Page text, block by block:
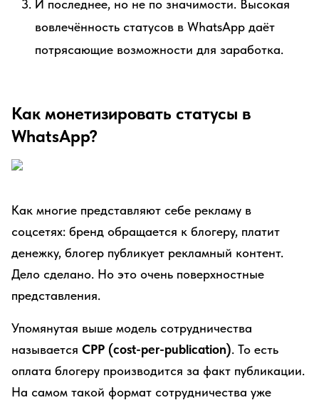
И последнее, но не по значимости. Высокая
вовлечённость статусов в WhatsApp даёт
потрясающие возможности для заработка.
Как монетизировать статусы в
WhatsApp?
Как многие представляют себе рекламу в
соцсетях: бренд обращается к блогеру, платит
денежку, блогер публикует рекламный контент.
Дело сделано. Но это очень поверхностные
представления.
Упомянутая выше модель сотрудничества
называется CPP (cost-per-publication). То есть
оплата блогеру производится за факт публикации.
На самом такой формат сотрудничества уже